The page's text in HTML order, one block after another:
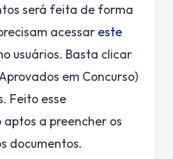
será feita de forma
acessar este
usuários. Basta clicar
em Concurso)
Feito esse
a preencher os
documentos.